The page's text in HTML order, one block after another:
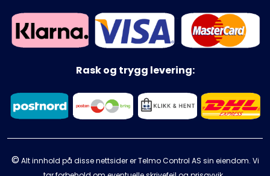
Rask og trygg levering:
© Alt innhold på disse nettsider er Telmo Control AS sin eiendom. Vi